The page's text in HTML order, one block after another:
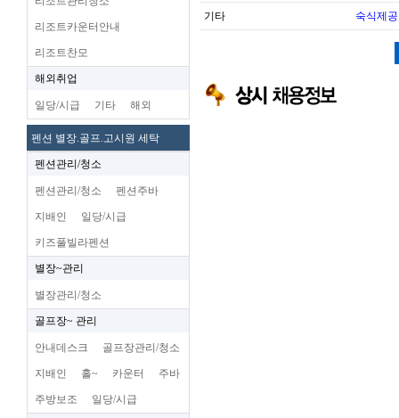
리조트카운터안내
리조트찬모
해외취업
일당/시급 기타 해외
펜션 별장.골프.고시원 세탁
펜션관리/청소
펜션관리/청소 펜션주바
지배인 일당/시급
키즈풀빌라펜션
별장~관리
별장관리/청소
골프장~ 관리
안내데스크 골프장관리/청소
지배인 홀~ 카운터 주바
주방보조 일당/시급
기타 숙식제